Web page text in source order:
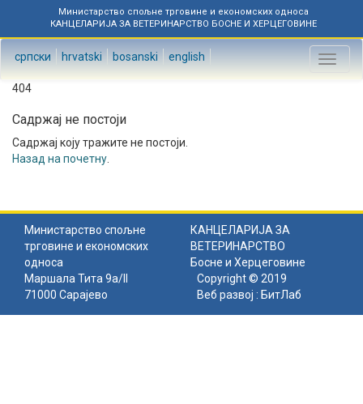
Министарство спољне трговине и економских односа
КАНЦЕЛАРИЈА ЗА ВЕТЕРИНАРСТВО БОСНЕ И ХЕРЦЕГОВИНЕ
српски hrvatski bosanski english
Toggle
404
Садржај не постоји
Садржај коју тражите не постоји.
Назад на почетну
Министарство спољне
трговине и економских
односа
КАНЦЕЛАРИЈА ЗА
ВЕТЕРИНАРСТВО
Босне и Херцеговине
Маршала Тита 9а/II
71000 Сарајево
Copyright © 2019
Веб развој : БитЛаб